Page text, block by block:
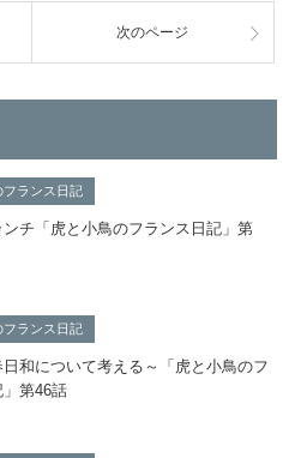
次のページ
フランス日記
チ「虎と小鳥のフランス日記」第
フランス日記
和について考える～「虎と小鳥のフ
第46話